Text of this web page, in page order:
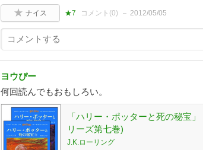
ナイス ★7 コメント(0) 2012/05/05
ヨウぴー
何回読んでもおもしろい。
「ハリー・ポッターと死の秘宝
リーズ第七巻)
J.K.ローリング